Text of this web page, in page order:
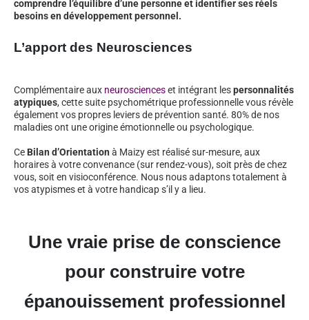
comprendre l’équilibre d’une personne et identifier ses réels
besoins en développement personnel.
L’apport des Neurosciences
Complémentaire aux neuroscienceset intégrant lespersonnalités
atypiques, cette suite psychométrique professionnelle vous révèle
également vos propres leviers de prévention santé. 80% de nos
maladies ont une origine émotionnelle ou psychologique.
Ce Bilan d’Orientation à Maizy est réalisé sur-mesure, aux
horaires à votre convenance (sur rendez-vous), soit près de chez
vous, soit en visioconférence. Nous nous adaptons totalement à
vos atypismes et à votre handicap s’il y a lieu.
Une vraie prise de conscience
pour construire votre
épanouissement professionnel